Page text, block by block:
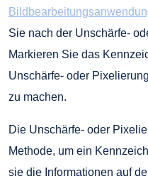
Sie nach der Unschärfe-
Markieren Sie das
Unschärfe- oder
zu machen.
Die Unschärfe- oder
Methode, um ein
sie die Informationen auf